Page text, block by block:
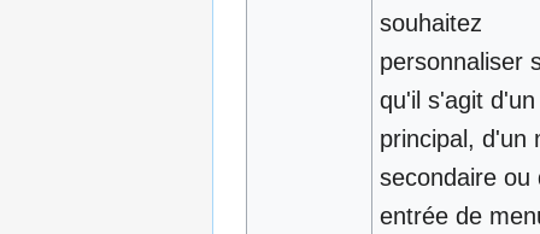
souhaitez
personnaliser
qu'il s'agit
principal, d'un
secondaire ou
entrée de